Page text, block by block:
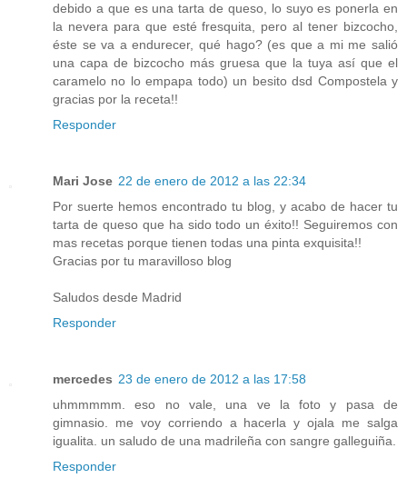
debido a que es una tarta de queso, lo suyo es ponerla en
la nevera para que esté fresquita, pero al tener bizcocho,
éste se va a endurecer, qué hago? (es que a mi me salió
una capa de bizcocho más gruesa que la tuya así que el
caramelo no lo empapa todo) un besito dsd Compostela y
gracias por la receta!!
Responder
Mari Jose 22 de enero de 2012 a las 22:34
Por suerte hemos encontrado tu blog, y acabo de hacer tu
tarta de queso que ha sido todo un éxito!! Seguiremos con
mas recetas porque tienen todas una pinta exquisita!!
Gracias por tu maravilloso blog
Saludos desde Madrid
Responder
mercedes 23 de enero de 2012 a las 17:58
uhmmmmm. eso no vale, una ve la foto y pasa de
gimnasio. me voy corriendo a hacerla y ojala me salga
igualita. un saludo de una madrileña con sangre galleguiña.
Responder